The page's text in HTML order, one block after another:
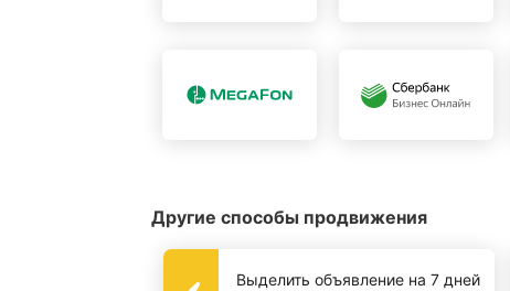
Другие способы продвижения
Выделить объявление на 7 дней